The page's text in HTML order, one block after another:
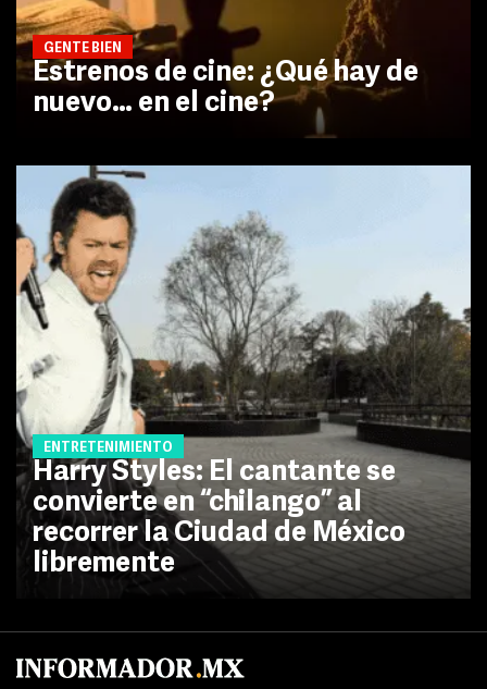
GENTE BIEN
Estrenos de cine: ¿Qué hay de
nuevo… en el cine?
ENTRETENIMIENTO
Harry Styles: El cantante se
convierte en “chilango” al
recorrer la Ciudad de México
libremente